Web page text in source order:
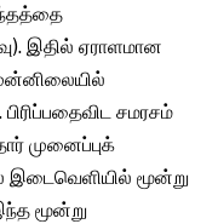
இதில் ஏராளமான
பிரிப்பதைவிட சமரசம்
முனைப்புக்
இடைவெளியில் மூன்று
மூன்று